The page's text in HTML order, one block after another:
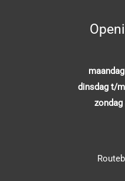
maandag
dinsdag t/
zondag